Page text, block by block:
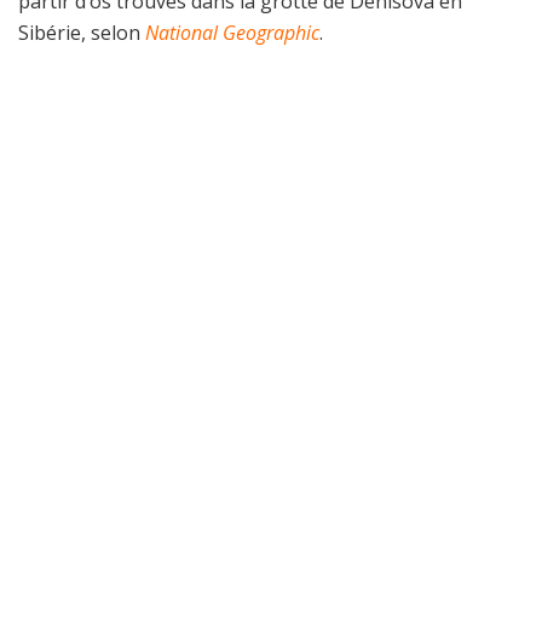
Sibérie, selon National Geographic.